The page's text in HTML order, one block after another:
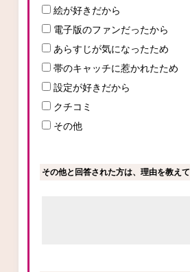
絵が好きだから
電子版のファンだったから
あらすじが気になったため
帯のキャッチに惹かれたため
設定が好きだから
クチコミ
その他
その他と回答された方は、理由を教えて